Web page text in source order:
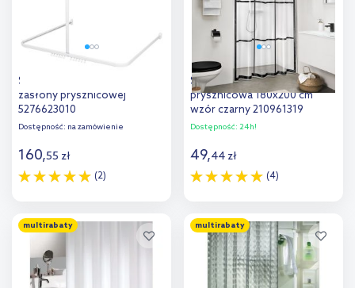
Sealskin Easy Roll drążek
zasłony prysznicowej
5276623010
Dostępność: na zamówienie
160,55 zł
(2)
Sealskin Brix zasłona
prysznicowa 180x200 cm
wzór czarny 210961319
Dostępność: 24h!
49,44 zł
(4)
multirabaty multirabaty